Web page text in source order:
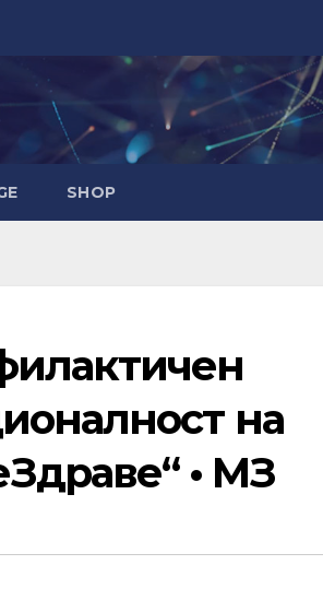
SHOP
на
• МЗ